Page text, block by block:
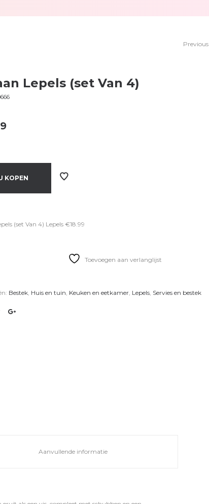
Previous
Lepels (set Van 4)
KOPEN
(set Van 4) Lepels €18.99
Toevoegen aan verlanglijst
Bestek, Huis en tuin, Keuken en eetkamer, Lepels, Servies en bestek
Aanvullende informatie